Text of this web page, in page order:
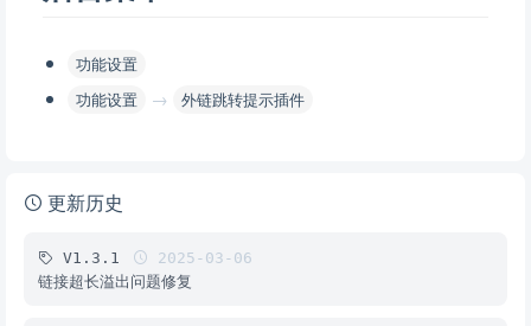
功能设置
功能设置
→ 外链跳转提示插件
更新历史
V1.3.1 2025-03-06
链接超长溢出问题修复